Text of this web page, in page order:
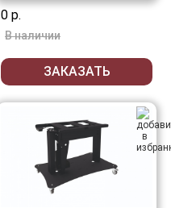
0 р.
В наличии
ЗАКАЗАТЬ